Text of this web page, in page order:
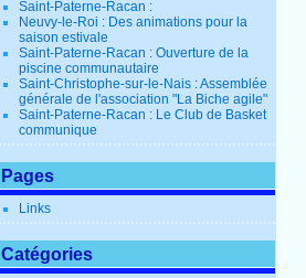
Saint-Paterne-Racan :
Neuvy-le-Roi : Des animations pour la
saison estivale
Saint-Paterne-Racan : Ouverture de la
piscine communautaire
Saint-Christophe-sur-le-Nais : Assemblée
générale de l'association "La Biche agile"
Saint-Paterne-Racan : Le Club de Basket
communique
Pages
Links
Catégories